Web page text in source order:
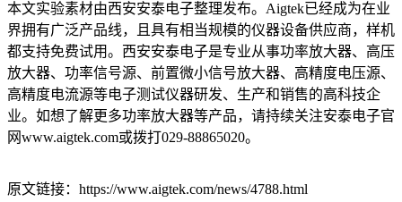
本文实验素材由西安安泰电子整理发布。Aigtek已经成为在业
界拥有广泛产品线，且具有相当规模的仪器设备供应商，样机
都支持免费试用。西安安泰电子是专业从事功率放大器、高压
放大器、功率信号源、前置微小信号放大器、高精度电压源、
高精度电流源等电子测试仪器研发、生产和销售的高科技企
业。如想了解更多功率放大器等产品，请持续关注安泰电子官
网www.aigtek.com或拨打029-88865020。
原文链接：https://www.aigtek.com/news/4788.html